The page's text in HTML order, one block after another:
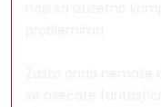
nosi sa izuzetno
problemima.
Zašto onda nemože
se osećate